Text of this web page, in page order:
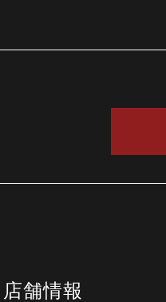
店舗情報